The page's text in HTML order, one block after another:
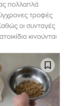
σας
Οι
πολλαπλά
τροφές
κινούνται